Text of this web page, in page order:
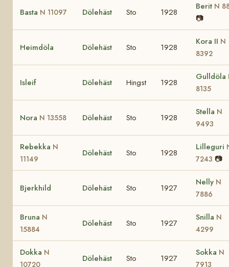
Basta N 11097 Dölehäst Sto 1928
Berit N
📷
Heimdöla Dölehäst Sto 1928
Kora II N
8392
Isleif Dölehäst Hingst 1928
Gulldöla
8135
Nora N 13558 Dölehäst Sto 1928
Stella N
9493
Rebekka N
11149
Dölehäst Sto 1928
Lilleguri
7243 📷
Bjerkhild Dölehäst Sto 1927
Nelly N
7886
Bruna N
15884
Dölehäst Sto 1927
Snilla N
4299
Dokka N
10720
Dölehäst Sto 1927
Sokka N
7913